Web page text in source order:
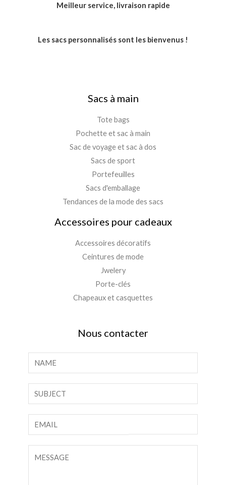
Meilleur service, livraison rapide
Les sacs personnalisés sont les bienvenus !
Sacs à main
Tote bags
Pochette et sac à main
Sac de voyage et sac à dos
Sacs de sport
Portefeuilles
Sacs d'emballage
Tendances de la mode des sacs
Accessoires pour cadeaux
Accessoires décoratifs
Ceintures de mode
Jwelery
Porte-clés
Chapeaux et casquettes
Nous contacter
o
m
e
x
e
o
u